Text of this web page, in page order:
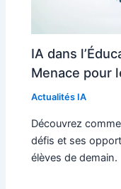
IA dans
Menace pour
Actualités IA
Découvrez
défis et ses
élèves de demain.